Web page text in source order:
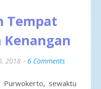
Tempat
Kenangan
2018 6 Comments
Purwokerto, sewaktu